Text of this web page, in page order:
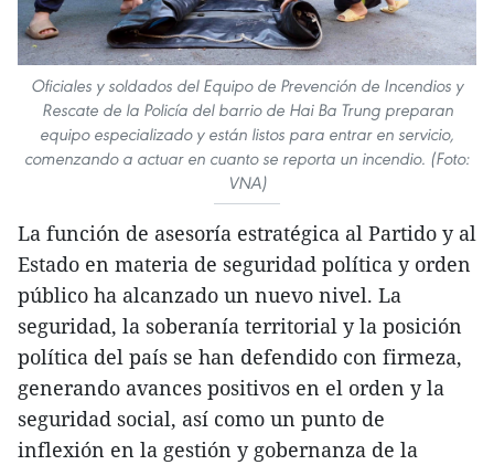
Oficiales y soldados del Equipo de Prevención de Incendios y
Rescate de la Policía del barrio de Hai Ba Trung preparan
equipo especializado y están listos para entrar en servicio,
comenzando a actuar en cuanto se reporta un incendio. (Foto:
VNA)
La función de asesoría estratégica al Partido y al
Estado en materia de seguridad política y orden
público ha alcanzado un nuevo nivel. La
seguridad, la soberanía territorial y la posición
política del país se han defendido con firmeza,
generando avances positivos en el orden y la
seguridad social, así como un punto de
inflexión en la gestión y gobernanza de la